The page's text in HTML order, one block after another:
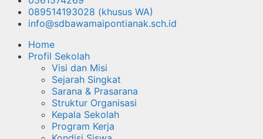
089514193028 (khusus WA)
info@sdbawamaipontianak.sch.id
Home
Profil Sekolah
Visi dan Misi
Sejarah Singkat
Sarana & Prasarana
Struktur Organisasi
Kepala Sekolah
Program Kerja